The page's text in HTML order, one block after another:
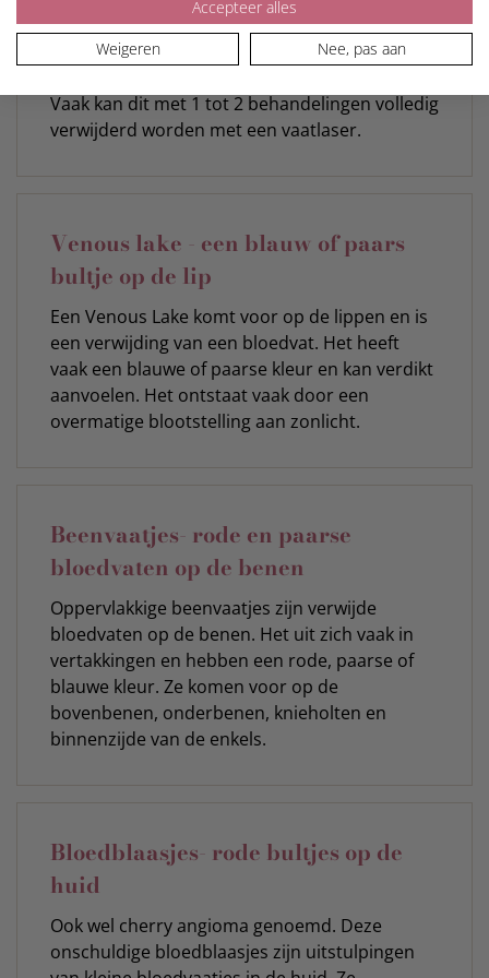
van een bloedvaatje. Het wordt gekenmerkt
door een enkel rood of paars speldenknopje
Vaak kan dit met 1 tot 2 behandelingen volledig
verwijderd worden met een vaatlaser.
Venous lake - een blauw of paars
bultje op de lip
Een Venous Lake komt voor op de lippen en is
een verwijding van een bloedvat. Het heeft
vaak een blauwe of paarse kleur en kan verdikt
aanvoelen. Het ontstaat vaak door een
overmatige blootstelling aan zonlicht.
Beenvaatjes- rode en paarse
bloedvaten op de benen
Oppervlakkige beenvaatjes zijn verwijde
bloedvaten op de benen. Het uit zich vaak in
vertakkingen en hebben een rode, paarse of
blauwe kleur. Ze komen voor op de
bovenbenen, onderbenen, knieholten en
binnenzijde van de enkels.
Bloedblaasjes- rode bultjes op de
huid
Ook wel cherry angioma genoemd. Deze
onschuldige bloedblaasjes zijn uitstulpingen
Accepteer alles
Weigeren
Nee, pas aan